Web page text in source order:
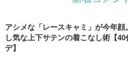
アシメな「レースキャミ」が今年顔
し気な上下サテンの着こなし術【
デ】